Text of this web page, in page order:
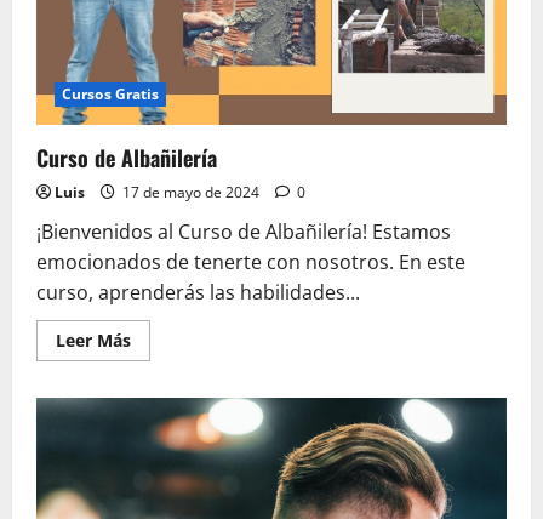
Cursos Gratis
Curso de Albañilería
Luis 17 de mayo de 2024 0
¡Bienvenidos al Curso de Albañilería! Estamos
emocionados de tenerte con nosotros. En este
curso, aprenderás las habilidades...
Leer MásLeer
más
Albañilería